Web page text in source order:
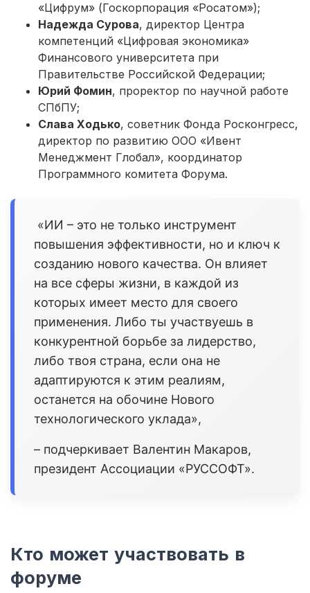
«Цифрум» (Госкорпорация «Росатом»);
Надежда Сурова, директор Центра
компетенций «Цифровая экономика»
Финансового университета при
Правительстве Российской Федерации;
Юрий Фомин, проректор по научной работе
СПбПУ;
Слава Ходько, советник Фонда Росконгресс,
директор по развитию ООО «Ивент
Менеджмент Глобал», координатор
Программного комитета Форума.
«ИИ – это не только инструмент
повышения эффективности, но и ключ к
созданию нового качества. Он влияет
на все сферы жизни, в каждой из
которых имеет место для своего
применения. Либо ты участвуешь в
конкурентной борьбе за лидерство,
либо твоя страна, если она не
адаптируются к этим реалиям,
останется на обочине Нового
технологического уклада»,
– подчеркивает Валентин Макаров,
президент Ассоциации «РУССОФТ».
Кто может участвовать в
форуме